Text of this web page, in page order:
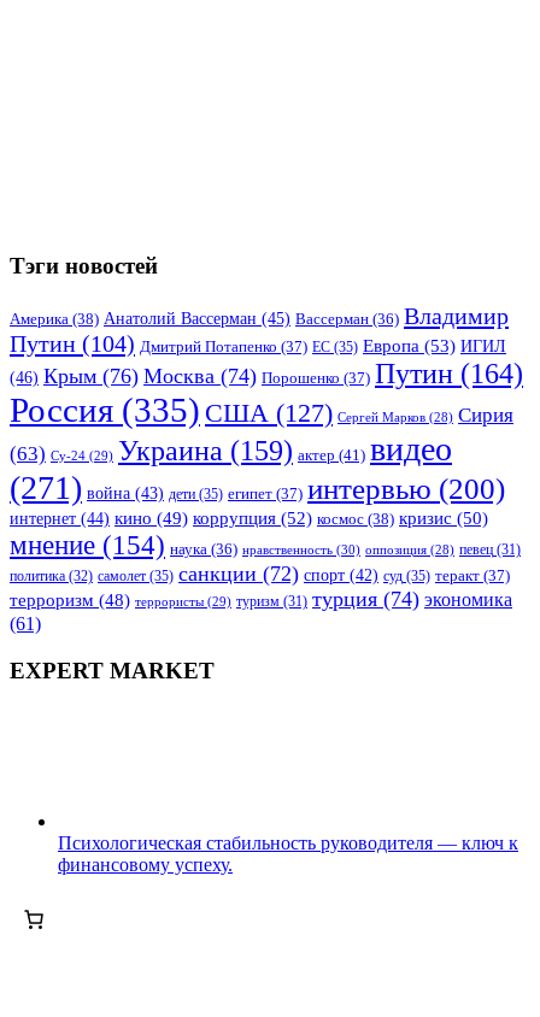
Тэги новостей
Америка (38) Анатолий Вассерман (45) Вассерман (36) Владимир
Путин (104) Дмитрий Потапенко (37) ЕС (35) Европа (53) ИГИЛ
(46) Крым (76) Москва (74) Порошенко (37) Путин (164)
Россия (335) США (127) Сергей Марков (28) Сирия
(63) Су-24 (29) Украина (159) актер (41) видео
(271) война (43) дети (35) египет (37) интервью (200)
интернет (44) кино (49) коррупция (52) космос (38) кризис (50)
мнение (154) наука (36) нравственность (30) оппозиция (28) певец (31)
политика (32) самолет (35) санкции (72) спорт (42) суд (35) теракт (37)
терроризм (48) террористы (29) туризм (31) турция (74) экономика
(61)
EXPERT MARKET
Психологическая стабильность руководителя — ключ к
финансовому успеху.